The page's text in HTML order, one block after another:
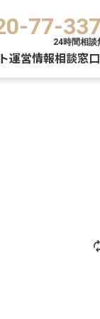
77-
24時間相談
運営情報相談窓口